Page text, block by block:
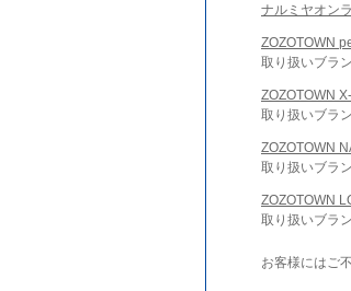
ナルミヤオン
ZOZOTOWN
取り扱いブラ
ZOZOTOWN
取り扱いブラ
ZOZOTOWN
取り扱いブラ
ZOZOTOWN
取り扱いブラ
お客様にはご